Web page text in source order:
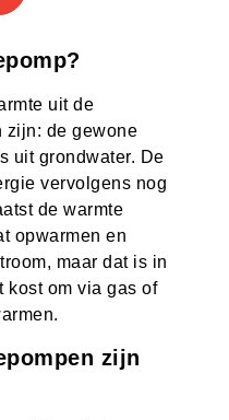
uit de
zijn: de gewone
uit grondwater. De
vervolgens nog
de warmte
opwarmen en
maar dat is in
kost om via gas of
zijn